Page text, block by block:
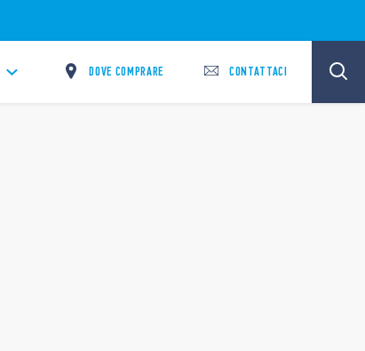
DOVE COMPRARE CONTATTACI